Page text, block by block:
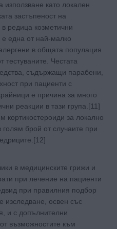
използване като локален
застъпеност на
редица козметични
е една от най-малко
в общата популация
тестуваните. Честата
съдържащи парабени,
при пациенти с
е причина за много
реакции в тази група.[11]
кортикостероиди за локално
брой от случаите при
в медицинските грижи и
при лечение на пациенти
при правилния подбор
изследване, освен със
и с допълнителни
възможностите към